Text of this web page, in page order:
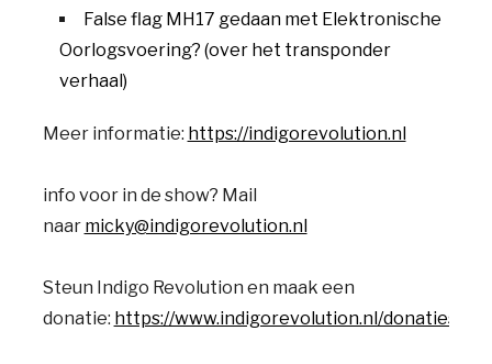
False flag MH17 gedaan met Elektronische
Oorlogsvoering? (over het transponder
verhaal)
Meer informatie: https://indigorevolution.nl
info voor in de show? Mail
naar micky@indigorevolution.nl
Steun Indigo Revolution en maak een
donatie: https://www.indigorevolution.nl/donaties/